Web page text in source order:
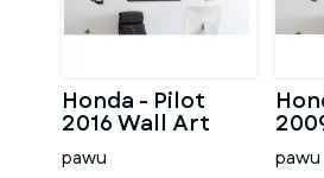
Honda - Pilot
2016 Wall Art
pawu pawu